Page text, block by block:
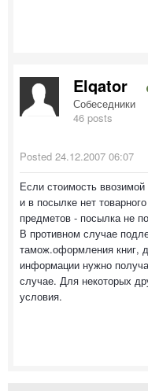
Elqator
Собеседники
46 posts
Posted 24.12.2007 06:07
Если стоимость
и в посылке нет
предметов - посылка не
В противном случае
тамож.оформления книг,
информации нужно
случае. Для некоторых
условия.